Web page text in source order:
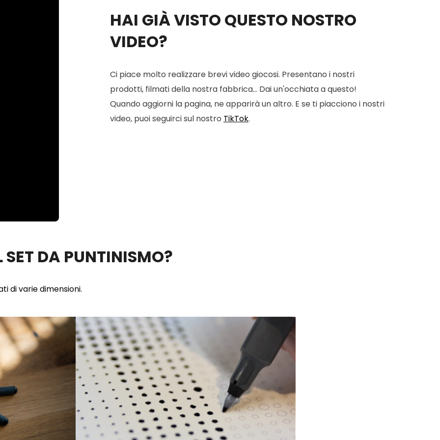
HAI GIÀ VISTO QUESTO NOSTRO
VIDEO?
Ci piace molto realizzare brevi video giocosi. Presentano i nostri
prodotti, filmati della nostra fabbrica... Dai un'occhiata a questo!
Quando aggiorni la pagina, ne apparirà un altro. E se ti piacciono i nostri
video, puoi seguirci sul nostro TikTok.
DA PUNTINISMO?
di varie dimensioni.